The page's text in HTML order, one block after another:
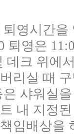
퇴영시간
퇴영은
데크 위에
리실 때
샤워실
내 지정
임배상을